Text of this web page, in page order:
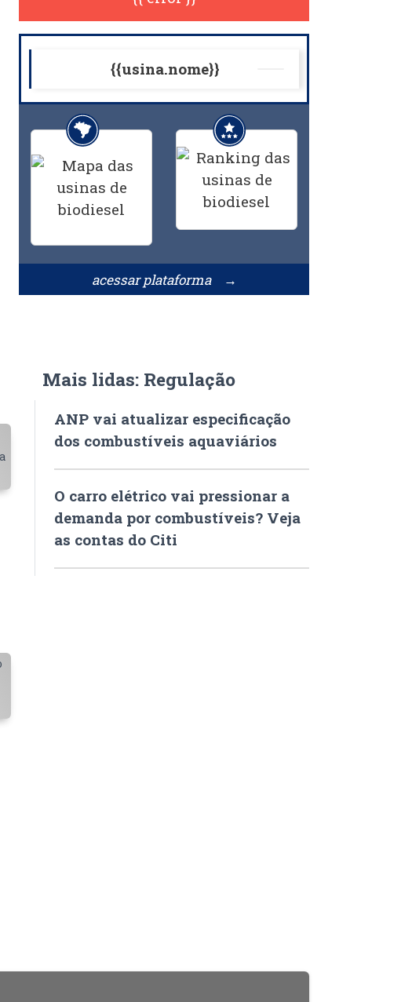
{{usina.nome}}
acessar plataforma →
Mais lidas: Regulação
ANP vai atualizar especificação
dos combustíveis aquaviários
O carro elétrico vai pressionar a
demanda por combustíveis? Veja
as contas do Citi